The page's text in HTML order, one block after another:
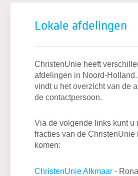
Lokale afdelingen
ChristenUnie heeft
afdelingen in Noord-
vindt u het overzicht van de
de contactpersoon.
Via de volgende links kunt u
fracties van de ChristenUnie
komen:
ChristenUnie Alkmaar -